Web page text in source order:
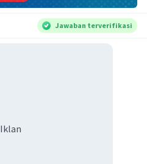
Jawaban terverifikasi
Iklan